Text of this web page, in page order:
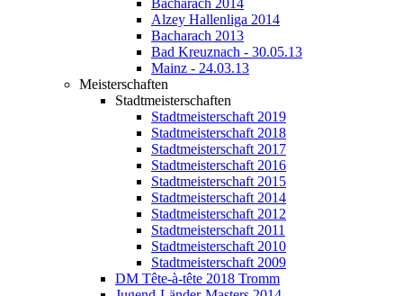
Bacharach 2014
Alzey Hallenliga 2014
Bacharach 2013
Bad Kreuznach - 30.05.13
Mainz - 24.03.13
Meisterschaften
Stadtmeisterschaften
Stadtmeisterschaft 2019
Stadtmeisterschaft 2018
Stadtmeisterschaft 2017
Stadtmeisterschaft 2016
Stadtmeisterschaft 2015
Stadtmeisterschaft 2014
Stadtmeisterschaft 2012
Stadtmeisterschaft 2011
Stadtmeisterschaft 2010
Stadtmeisterschaft 2009
DM Tête-à-tête 2018 Tromm